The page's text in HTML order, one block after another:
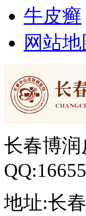
牛皮癣
网站地
长春博润
地址:长